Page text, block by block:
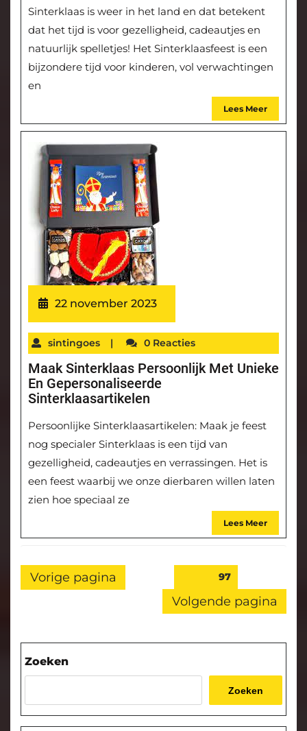
Sinterklaas is weer in het land en dat betekent
dat het tijd is voor gezelligheid, cadeautjes en
natuurlijk spelletjes! Het Sinterklaasfeest is een
bijzondere tijd voor kinderen, vol verwachtingen
en
Lees Meer
22 november 2023
sintingoes | 0 Reacties
Maak Sinterklaas Persoonlijk Met Unieke
En Gepersonaliseerde
Sinterklaasartikelen
Persoonlijke Sinterklaasartikelen: Maak je feest
nog specialer Sinterklaas is een tijd van
gezelligheid, cadeautjes en verrassingen. Het is
een feest waarbij we onze dierbaren willen laten
zien hoe speciaal ze
Lees Meer
Posts
Vorige pagina Pagina97
Volgende pagina
Zoeken
Zoeken